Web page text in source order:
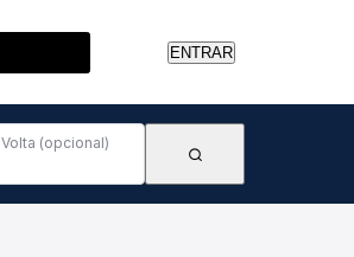
ENTRAR
Volta (opcional)